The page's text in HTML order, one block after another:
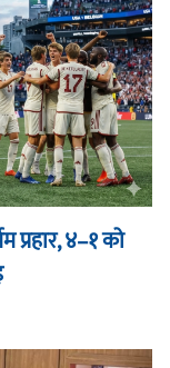
४–१ को